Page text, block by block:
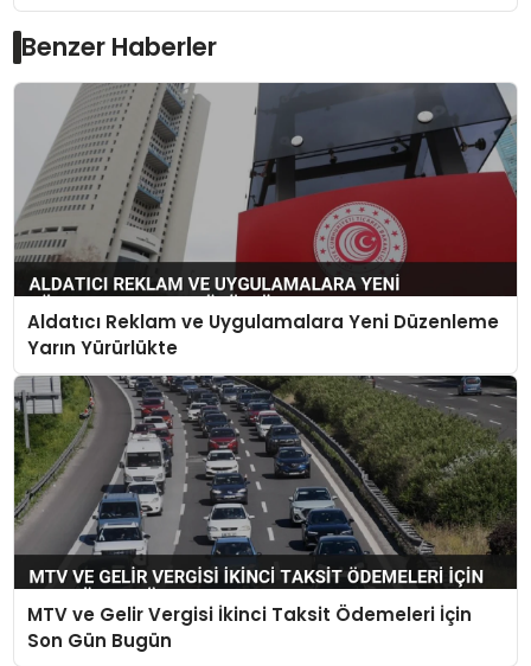
Benzer Haberler
Aldatıcı Reklam ve Uygulamalara Yeni Düzenleme
Yarın Yürürlükte
MTV ve Gelir Vergisi İkinci Taksit Ödemeleri İçin
Son Gün Bugün